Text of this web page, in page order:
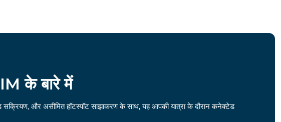
के बारे में
सक्रियण, और असीमित हॉटस्पॉट साझाकरण के साथ, यह आपकी यात्रा के दौरान कनेक्टेड